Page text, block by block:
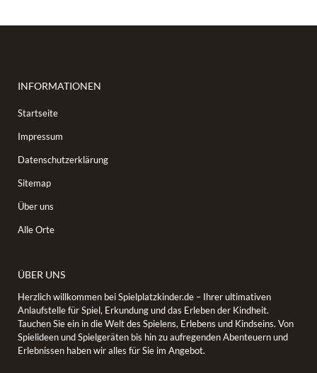
INFORMATIONEN
Startseite
Impressum
Datenschutzerklärung
Sitemap
Über uns
Alle Orte
ÜBER UNS
Herzlich willkommen bei Spielplatzkinder.de – Ihrer ultimativen
Anlaufstelle für Spiel, Erkundung und das Erleben der Kindheit.
Tauchen Sie ein in die Welt des Spielens, Erlebens und Kindseins. Von
Spielideen und Spielgeräten bis hin zu aufregenden Abenteuern und
Erlebnissen haben wir alles für Sie im Angebot.